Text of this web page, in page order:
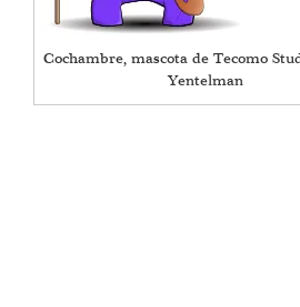
Cochambre, mascota de Tecomo
Yentelman